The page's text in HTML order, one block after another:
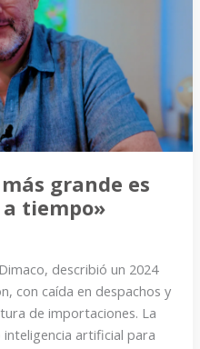
grande es
a tiempo»
describió un 2024
con caída en despachos y
de importaciones. La
artificial para